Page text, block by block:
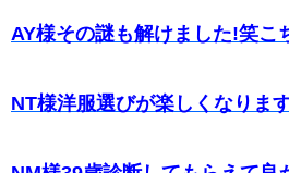
AY様その謎も解けました!笑こ
NT様洋服選びが楽しくなりま